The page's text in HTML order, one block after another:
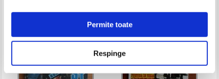
Permite toate
Respinge